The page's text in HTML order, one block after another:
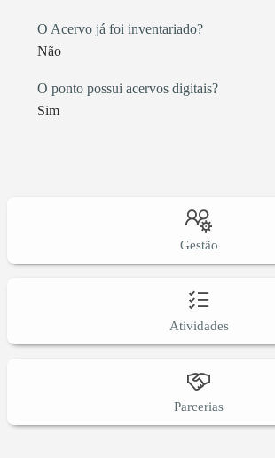
O Acervo já foi inventariado?
Não
O ponto possui acervos digitais?
Sim
Gestão
Atividades
Parcerias